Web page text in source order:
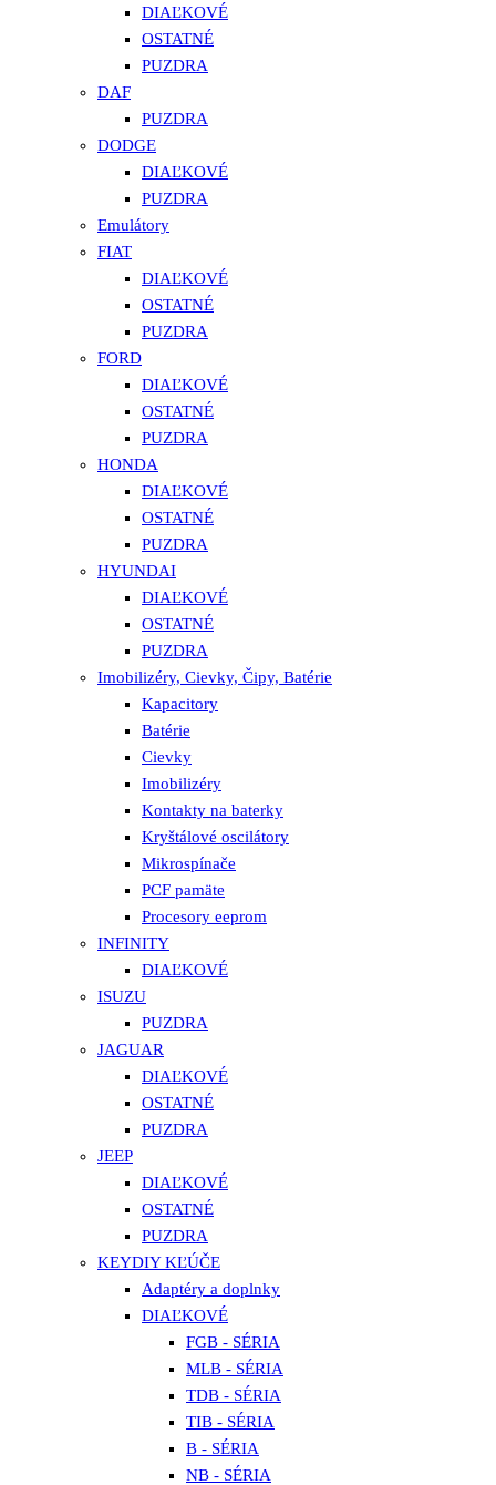
DIAĽKOVÉ
OSTATNÉ
PUZDRA
DAF
PUZDRA
DODGE
DIAĽKOVÉ
PUZDRA
Emulátory
FIAT
DIAĽKOVÉ
OSTATNÉ
PUZDRA
FORD
DIAĽKOVÉ
OSTATNÉ
PUZDRA
HONDA
DIAĽKOVÉ
OSTATNÉ
PUZDRA
HYUNDAI
DIAĽKOVÉ
OSTATNÉ
PUZDRA
Imobilizéry, Cievky, Čipy, Batérie
Kapacitory
Batérie
Cievky
Imobilizéry
Kontakty na baterky
Kryštálové oscilátory
Mikrospínače
PCF pamäte
Procesory eeprom
INFINITY
DIAĽKOVÉ
ISUZU
PUZDRA
JAGUAR
DIAĽKOVÉ
OSTATNÉ
PUZDRA
JEEP
DIAĽKOVÉ
OSTATNÉ
PUZDRA
KEYDIY KĽÚČE
Adaptéry a doplnky
DIAĽKOVÉ
FGB - SÉRIA
MLB - SÉRIA
TDB - SÉRIA
TIB - SÉRIA
B - SÉRIA
NB - SÉRIA